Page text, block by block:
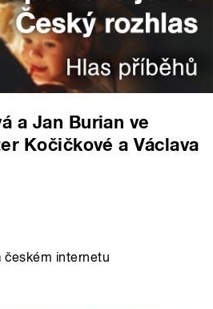
a Jan Burian ve
Kočičkové a Václava
českém internetu